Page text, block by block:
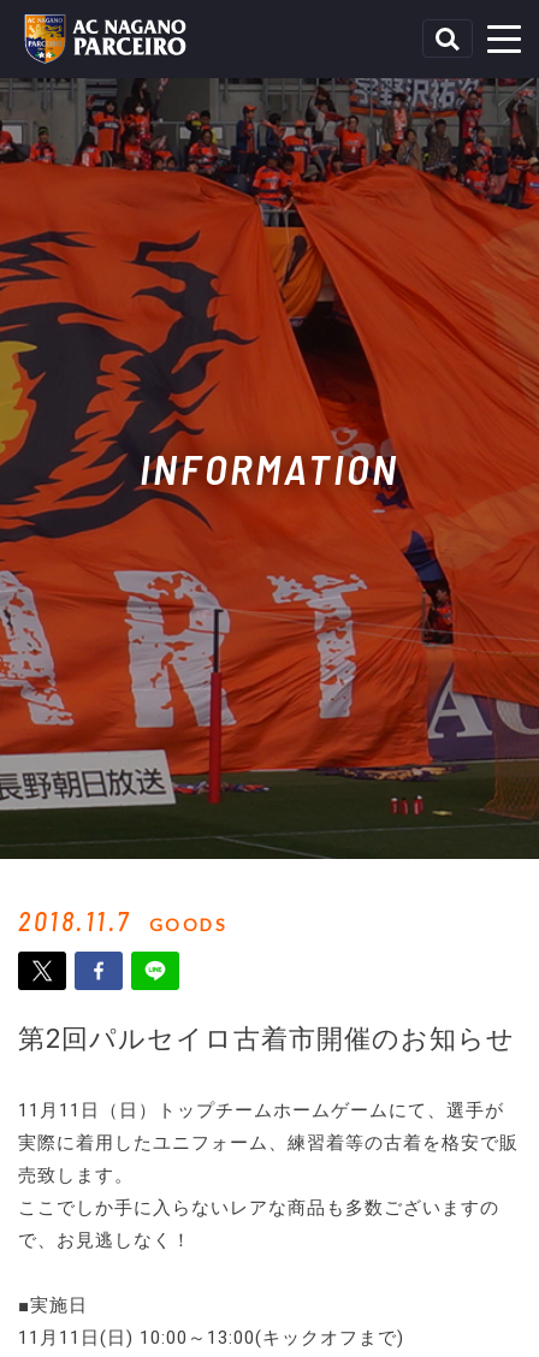
INFORMATION
2018.11.7 GOODS
第2回パルセイロ古着市開催のお知らせ
11月11日（日）トップチームホームゲームにて、選手が
実際に着用したユニフォーム、練習着等の古着を格安で販
売致します。
ここでしか手に入らないレアな商品も多数ございますの
で、お見逃しなく！
■実施日
11月11日(日) 10:00～13:00(キックオフまで)